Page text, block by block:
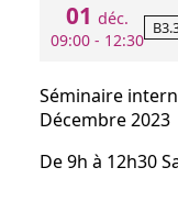
01 déc.
09:00 - 12:30
Séminaire
Décembre 2023
De 9h à 12h30